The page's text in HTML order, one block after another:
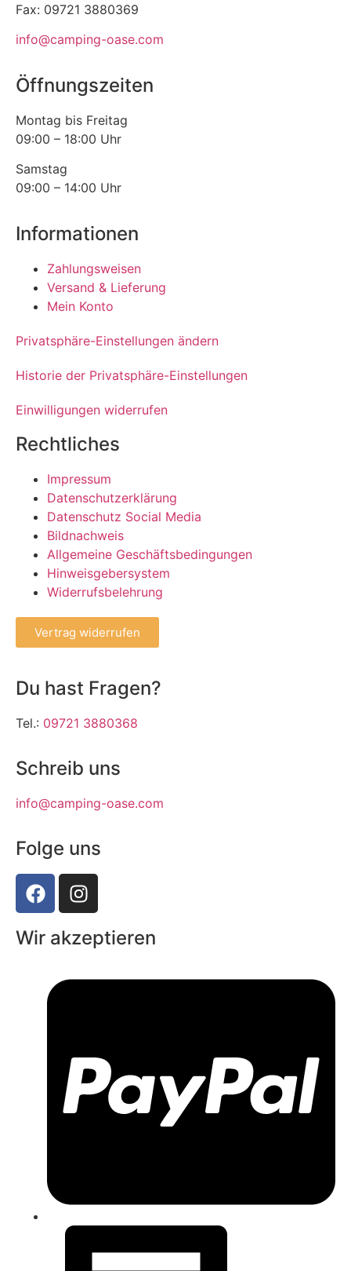
Fax: 09721 3880369
info@camping-oase.com
Öffnungszeiten
Montag bis Freitag
09:00 – 18:00 Uhr
Samstag
09:00 – 14:00 Uhr
Informationen
Zahlungsweisen
Versand & Lieferung
Mein Konto
Privatsphäre-Einstellungen ändern
Historie der Privatsphäre-Einstellungen
Einwilligungen widerrufen
Rechtliches
Impressum
Datenschutzerklärung
Datenschutz Social Media
Bildnachweis
Allgemeine Geschäftsbedingungen
Hinweisgebersystem
Widerrufsbelehrung
Vertrag widerrufen
Du hast Fragen?
Tel.: 09721 3880368
Schreib uns
info@camping-oase.com
Folge uns
Wir akzeptieren